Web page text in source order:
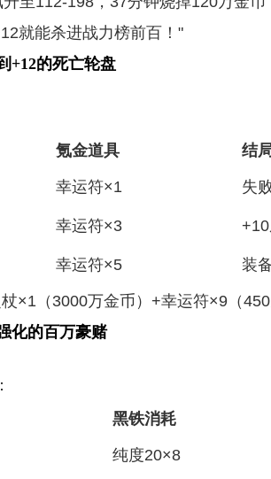
就能杀进战力榜前百！"
+12的死亡轮盘
氪金道具 结
幸运符×1 失
幸运符×3
幸运符×5 装
×1（3000万金币）+幸运符×9（
化的百万豪赌
：
黑铁消耗
纯度20×8